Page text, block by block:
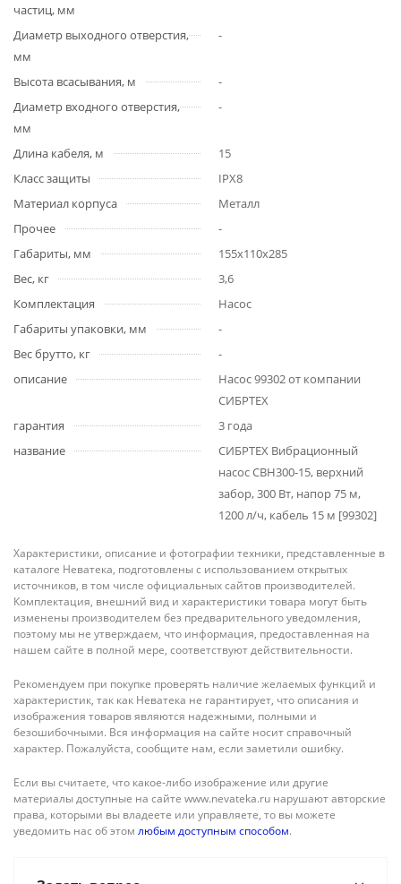
частиц, мм
Диаметр выходного отверстия,
мм
-
Высота всасывания, м
-
Диаметр входного отверстия,
мм
-
Длина кабеля, м
15
Класс защиты
IPX8
Материал корпуса
Металл
Прочее
-
Габариты, мм
155х110х285
Вес, кг
3,6
Комплектация
Насос
Габариты упаковки, мм
-
Вес брутто, кг
-
описание
Насос 99302 от компании
СИБРТЕХ
гарантия
3 года
название
СИБРТЕХ Вибрационный
насос СВН300-15, верхний
забор, 300 Вт, напор 75 м,
1200 л/ч, кабель 15 м [99302]
Характеристики, описание и фотографии техники, представленные в
каталоге Неватека, подготовлены с использованием открытых
источников, в том числе официальных сайтов производителей.
Комплектация, внешний вид и характеристики товара могут быть
изменены производителем без предварительного уведомления,
поэтому мы не утверждаем, что информация, предоставленная на
нашем сайте в полной мере, соответствуют действительности.
Рекомендуем при покупке проверять наличие желаемых функций и
характеристик, так как Неватека не гарантирует, что описания и
изображения товаров являются надежными, полными и
безошибочными. Вся информация на сайте носит справочный
характер. Пожалуйста, сообщите нам, если заметили ошибку.
Если вы считаете, что какое-либо изображение или другие
материалы доступные на сайте www.nevateka.ru нарушают авторские
права, которыми вы владеете или управляете, то вы можете
уведомить нас об этом любым доступным способом.